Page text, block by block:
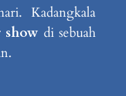
Kadangkala
show di sebuah